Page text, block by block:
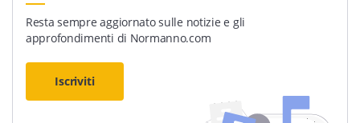
Resta sempre aggiornato sulle notizie e gli
approfondimenti di Normanno.com
Iscriviti